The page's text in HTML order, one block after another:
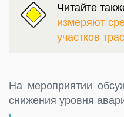
Читайте
измеряют
участков
На мероприятии
снижения уровня